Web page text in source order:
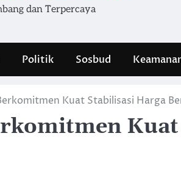
dan Terpercaya
Politik Sosbud
Kuat Stabilisasi Harga